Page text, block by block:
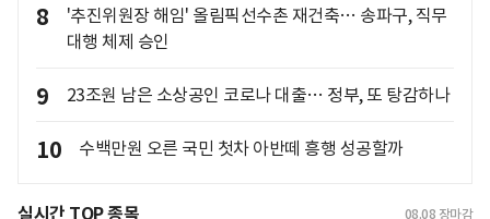
8
'추진위원장 해임' 올림픽선수촌 재건축… 송파구, 직무
대행 체제 승인
9 23조원 남은 소상공인 코로나 대출… 정부, 또 탕감하나
10 수백만원 오른 국민 첫차 아반떼 흥행 성공할까
실시간 TOP 종목 08.08 장마감